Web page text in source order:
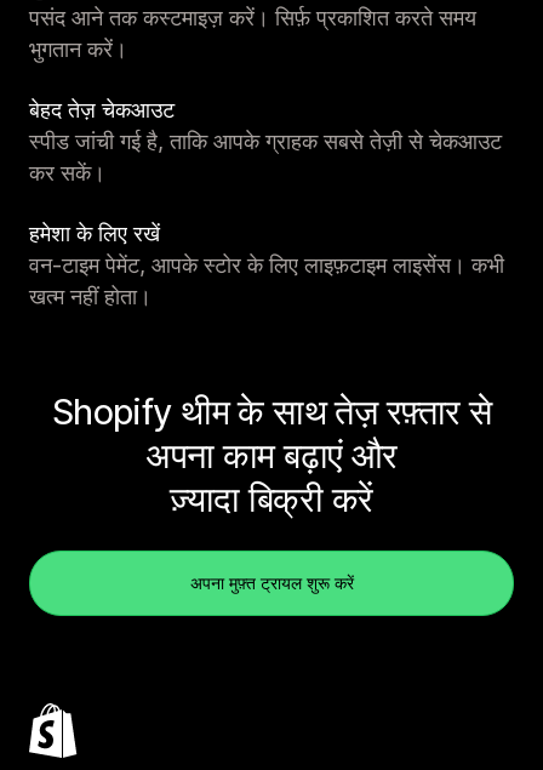
पसंद आने तक कस्टमाइज़ करें। सिर्फ़ प्रकाशित करते समय
भुगतान करें।
बेहद तेज़ चेकआउट
स्पीड जांची गई है, ताकि आपके ग्राहक सबसे तेज़ी से चेकआउट
कर सकें।
हमेशा के लिए रखें
वन-टाइम पेमेंट, आपके स्टोर के लिए लाइफ़टाइम लाइसेंस। कभी
खत्म नहीं होता।
Shopify थीम के साथ तेज़ रफ़्तार से
अपना काम बढ़ाएं और
ज़्यादा बिक्री करें
अपना मुफ़्त ट्रायल शुरू करें